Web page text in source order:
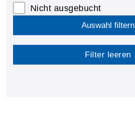
Nicht ausgebucht
Auswahl filtern
Filter leeren